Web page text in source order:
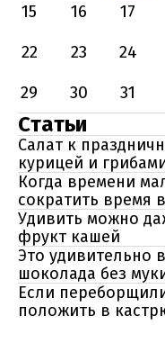
15
16 17
22
23 24
29
30 31
Статьи
Салат к
курицей и
Когда времени
сократить время
Удивить можно
фрукт кашей
Это удивительно
шоколада без
Если
положить в